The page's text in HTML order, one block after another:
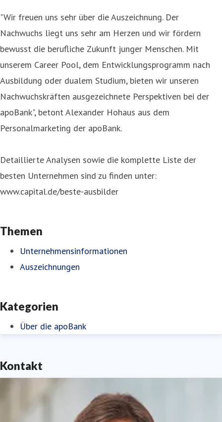
"Wir freuen uns sehr über die Auszeichnung. Der
Nachwuchs liegt uns sehr am Herzen und wir fördern
bewusst die berufliche Zukunft junger Menschen. Mit
unserem Career Pool, dem Entwicklungsprogramm nach
Ausbildung oder dualem Studium, bieten wir unseren
Nachwuchskräften ausgezeichnete Perspektiven bei der
apoBank", betont Alexander Hohaus aus dem
Personalmarketing der apoBank.
Detaillierte Analysen sowie die komplette Liste der
besten Unternehmen sind zu finden unter:
www.capital.de/beste-ausbilder
Themen
Unternehmensinformationen
Auszeichnungen
Kategorien
Über die apoBank
Kontakt